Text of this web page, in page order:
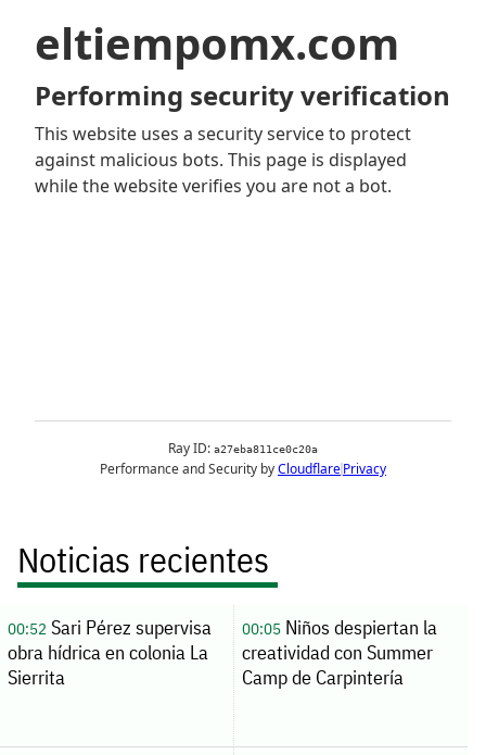
Noticias recientes
00:52Sari Pérez supervisa
obra hídrica en colonia La
Sierrita
00:05Niños despiertan la
creatividad con Summer
Camp de Carpintería